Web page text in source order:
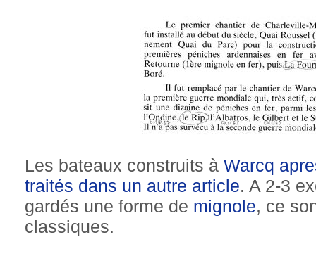
Les bateaux construits à Warcq
traités dans un autre article. A 2-3
gardés une forme de mignole, ce
classiques.